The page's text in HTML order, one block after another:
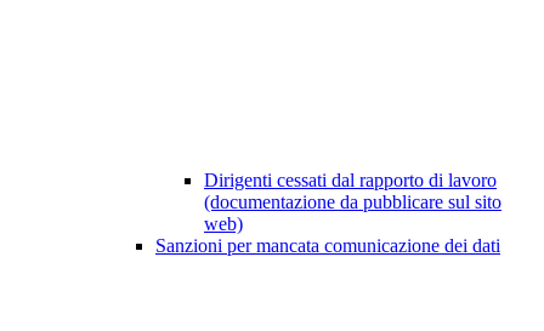
Dirigenti cessati dal rapporto di lavoro
(documentazione da pubblicare sul sito
web)
Sanzioni per mancata comunicazione dei dati